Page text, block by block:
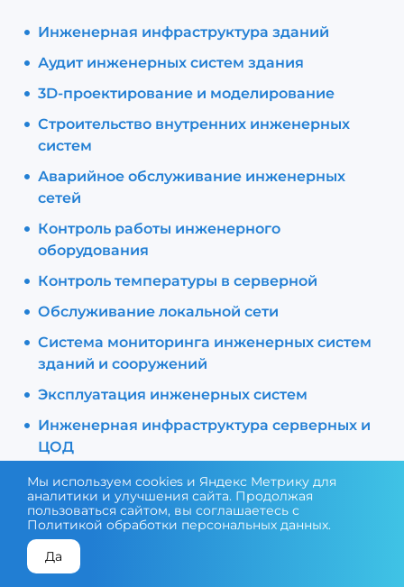
Инженерная инфраструктура зданий
Аудит инженерных систем здания
3D-проектирование и моделирование
Строительство внутренних инженерных
систем
Аварийное обслуживание инженерных
сетей
Контроль работы инженерного
оборудования
Контроль температуры в серверной
Обслуживание локальной сети
Система мониторинга инженерных систем
зданий и сооружений
Эксплуатация инженерных систем
Инженерная инфраструктура серверных и
ЦОД
Сервисное обслуживание и эксплуатация
инженерных систем
Поставка оборудования и
КОНСУЛЬТАЦИЯ ЭКСПЕРТА
Мы используем cookies и Яндекс Метрику для
аналитики и улучшения сайта. Продолжая
пользоваться сайтом, вы соглашаетесь с
Политикой обработки персональных данных.
Да